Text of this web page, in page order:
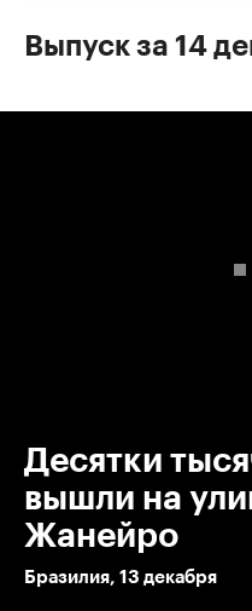
Выпуск за 14
Десятки
вышли на
Жанейро
Бразилия, 13 декабря